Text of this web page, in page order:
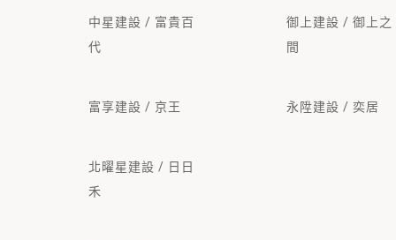
中星建設 / 富貴百
代
御上建設 / 御上之
間
富享建設 / 京王 永陞建設 / 奕居
北曜星建設 / 日日
禾